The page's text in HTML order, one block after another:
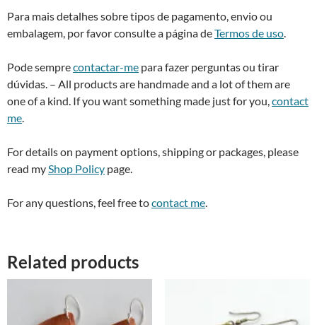
Para mais detalhes sobre tipos de pagamento, envio ou
embalagem, por favor consulte a página deTermos de uso
Pode semprecontactar-me para fazer perguntas ou tirar
dúvidas. – All products are handmade and a lot of them are
one of a kind. If you want something made just for you, contact
me
For details on payment options, shipping or packages, please
read my Shop Policy page.
For any questions, feel free tocontact me
Related products